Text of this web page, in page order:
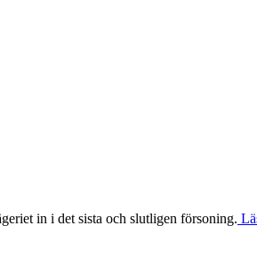
in i det sista och slutligen försoning.